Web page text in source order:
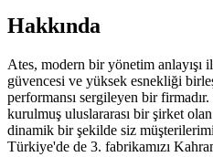
Hakkında
Ates, modern bir yönetim anlayışı
güvencesi ve yüksek esnekliği
performansı sergileyen bir
kurulmuş uluslararası bir şirket
dinamik bir şekilde siz
Türkiye'de de 3. fabrikamızı